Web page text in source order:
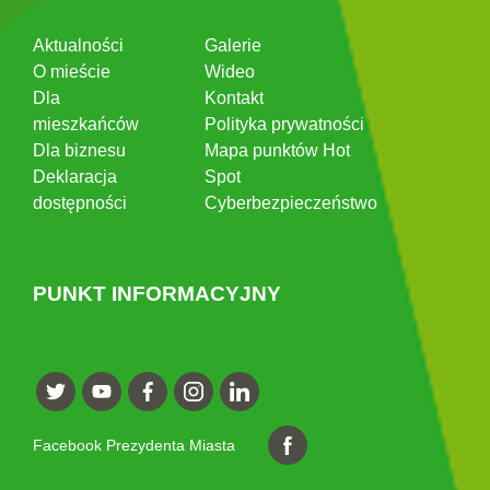
Aktualności
O mieście
Dla
mieszkańców
Dla biznesu
Deklaracja
dostępności
Galerie
Wideo
Kontakt
Polityka prywatności
Mapa punktów Hot
Spot
Cyberbezpieczeństwo
PUNKT INFORMACYJNY
Facebook Prezydenta Miasta